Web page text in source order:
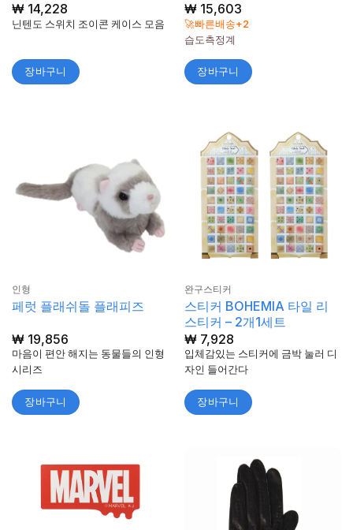
₩14,228
닌텐도 스위치 조이콘 케이스 모음
장바구니
₩15,603
🚀빠른배송+2
습도측정계
장바구니
인형
페럿 플래쉬돌 플래피즈
₩19,856
마음이 편안 해지는 동물들의 인형
시리즈
장바구니
완구스티커
스티커 BOHEMIA 타일 리
스티커 – 2개1세트
₩7,928
입체감있는 스티커에 금박 눌러 디
자인 들어간다
장바구니